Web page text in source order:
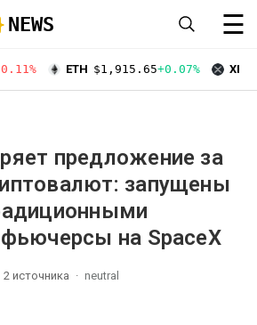
NEWS ☰
ETH $1,915.65+0.07% XRP
предложение за
запущены
на SpaceX
2 источника neutral